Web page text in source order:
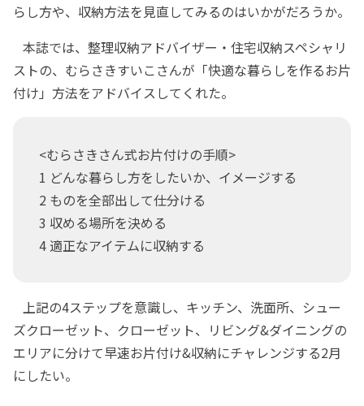
らし方や、収納方法を見直してみるのはいかがだろうか。
本誌では、整理収納アドバイザー・住宅収納スペシャリ
ストの、むらさきすいこさんが「快適な暮らしを作るお片
付け」方法をアドバイスしてくれた。
<むらさきさん式お片付けの手順>
1 どんな暮らし方をしたいか、イメージする
2 ものを全部出して仕分ける
3 収める場所を決める
4 適正なアイテムに収納する
上記の4ステップを意識し、キッチン、洗面所、シュー
ズクローゼット、クローゼット、リビング&ダイニングの
エリアに分けて早速お片付け&収納にチャレンジする2月
にしたい。